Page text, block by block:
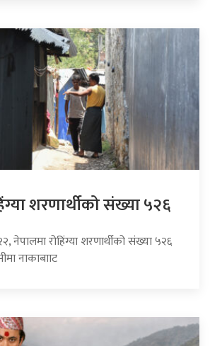
शरणार्थीको संख्या ५२६
नेपालमा रोहिंग्या शरणार्थीको संख्या ५२६
नाकाबााट